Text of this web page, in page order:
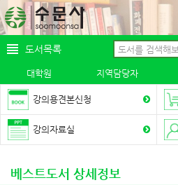
도서목록
대학원 지역담당자
강의용견본신청
강의자료실
베스트도서 상세정보